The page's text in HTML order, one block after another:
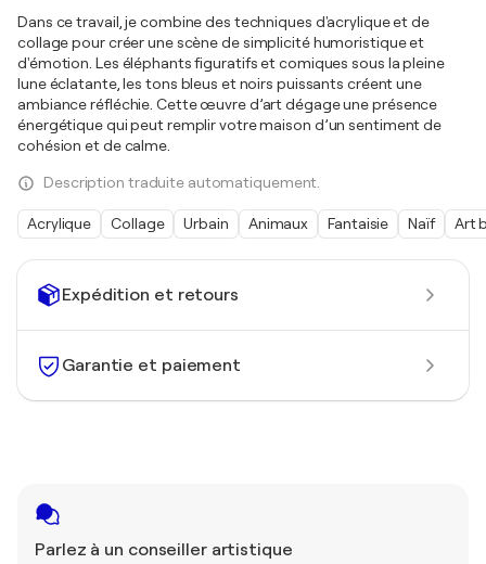
Expédition et retours
Garantie et paiement
Parlez à un conseiller artistique
Dans ce travail, je combine des techniques d'acrylique et de
collage pour créer une scène de simplicité humoristique et
d'émotion. Les éléphants figuratifs et comiques sous la pleine
lune éclatante, les tons bleus et noirs puissants créent une
ambiance réfléchie. Cette œuvre d’art dégage une présence
énergétique qui peut remplir votre maison d’un sentiment de
cohésion et de calme.
Description traduite automatiquement.
Acrylique Collage Urbain Animaux Fantaisie Naïf Art